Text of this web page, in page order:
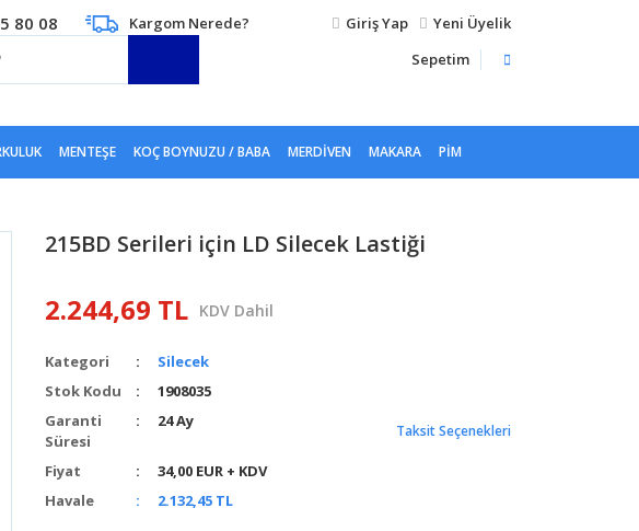
80 08 Kargom Nerede? Giriş Yap
Yeni Üyelik
Sepetim
MENTEŞE KOÇ BOYNUZU / BABA MERDIVEN MAKARA PIM
215BD Serileri için LD Silecek Lastiği
2.244,69 TL KDV Dahil
Kategori
Silecek
Stok Kodu
1908035
Garanti
Süresi
24 Ay
Fiyat
34,00 EUR + KDV
Havale
2.132,45 TL
Taksit Seçenekleri